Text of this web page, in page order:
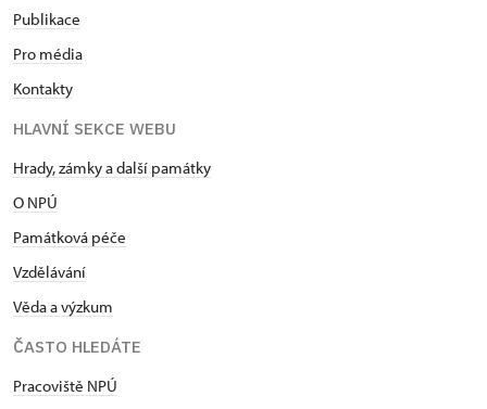
Publikace
Pro média
Kontakty
HLAVNÍ SEKCE WEBU
Hrady, zámky a další památky
O NPÚ
Památková péče
Vzdělávání
Věda a výzkum
ČASTO HLEDÁTE
Pracoviště NPÚ